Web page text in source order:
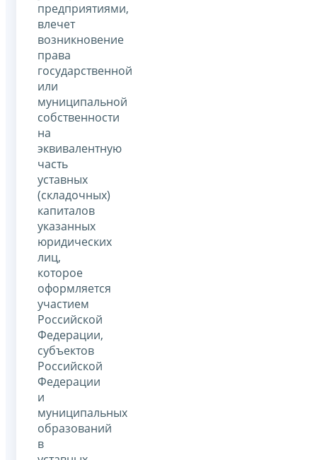
предприятиями,
влечет
возникновение
права
государственной
или
муниципальной
собственности
на
эквивалентную
часть
уставных
(складочных)
капиталов
указанных
юридических
лиц,
которое
оформляется
участием
Российской
Федерации,
субъектов
Российской
Федерации
и
муниципальных
образований
в